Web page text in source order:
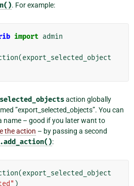
. For example:
import admin
(export_selected_object
action globally
”export_selected_objects”. You can
name – good if you later want to
the action – by passing a second
:
(export_selected_object
)